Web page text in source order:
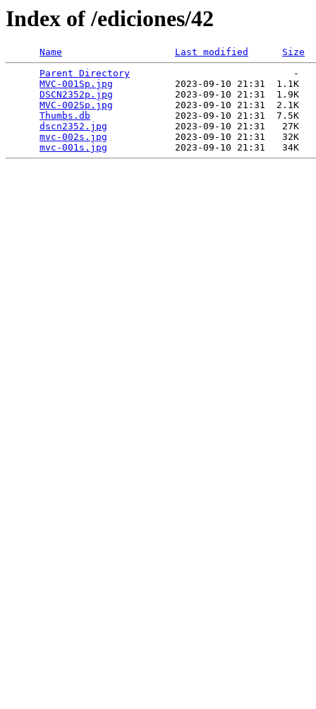
Index of /ediciones/42
Name Last modified
Size
Parent Directory
                             -
MVC-001Sp.jpg
           2023-09-10 21:31  1.1K
DSCN2352p.jpg
           2023-09-10 21:31  1.9K
MVC-002Sp.jpg
           2023-09-10 21:31  2.1K
Thumbs.db
               2023-09-10 21:31  7.5K
dscn2352.jpg
            2023-09-10 21:31   27K
mvc-002s.jpg
            2023-09-10 21:31   32K
mvc-001s.jpg